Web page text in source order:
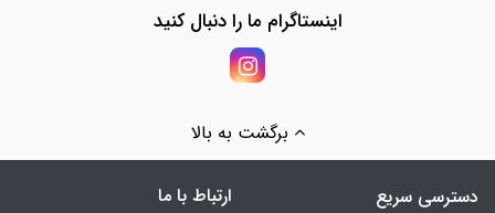
اینستاگرام ما را دنبال کنید
برگشت به بالا
دسترسی سریع ارتباط با ما